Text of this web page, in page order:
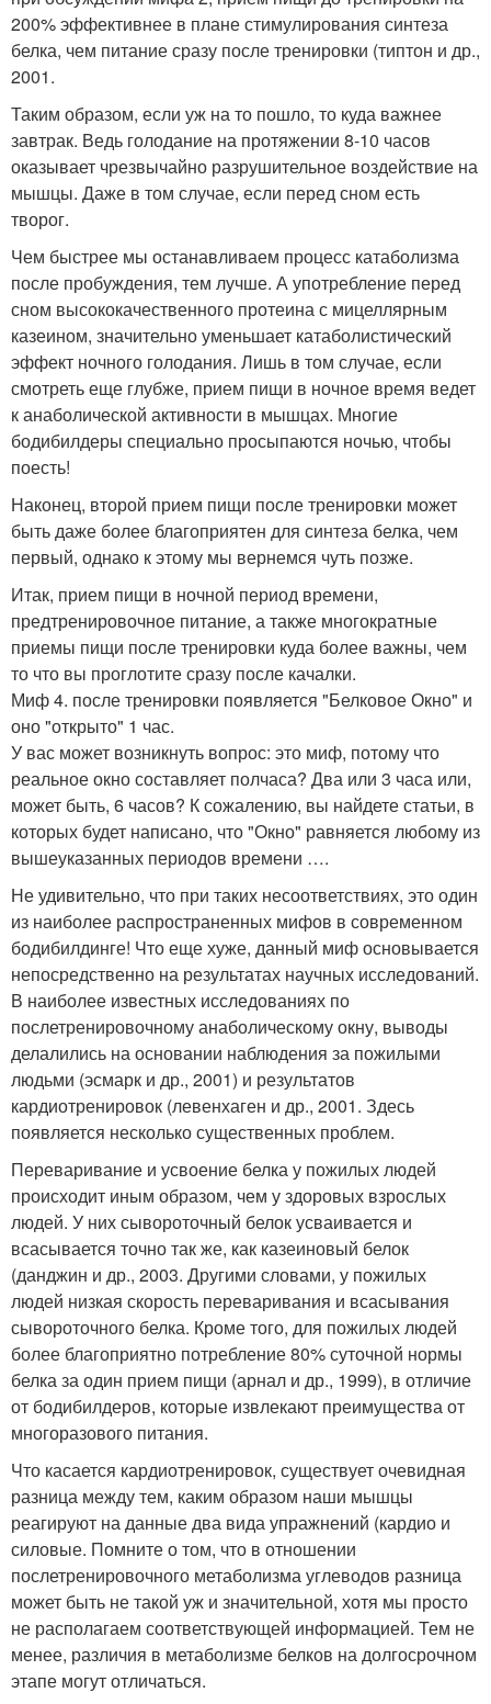
200% эффективнее в плане стимулирования синтеза
белка, чем питание сразу после тренировки (типтон и др.,
2001.
Таким образом, если уж на то пошло, то куда важнее
завтрак. Ведь голодание на протяжении 8-10 часов
оказывает чрезвычайно разрушительное воздействие на
мышцы. Даже в том случае, если перед сном есть
творог.
Чем быстрее мы останавливаем процесс катаболизма
после пробуждения, тем лучше. А употребление перед
сном высококачественного протеина с мицеллярным
казеином, значительно уменьшает катаболистический
эффект ночного голодания. Лишь в том случае, если
смотреть еще глубже, прием пищи в ночное время ведет
к анаболической активности в мышцах. Многие
бодибилдеры специально просыпаются ночью, чтобы
поесть!
Наконец, второй прием пищи после тренировки может
быть даже более благоприятен для синтеза белка, чем
первый, однако к этому мы вернемся чуть позже.
Итак, прием пищи в ночной период времени,
предтренировочное питание, а также многократные
приемы пищи после тренировки куда более важны, чем
то что вы проглотите сразу после качалки.
Миф 4. после тренировки появляется "Белковое Окно" и
оно "открыто" 1 час.
У вас может возникнуть вопрос: это миф, потому что
реальное окно составляет полчаса? Два или 3 часа или,
может быть, 6 часов? К сожалению, вы найдете статьи, в
которых будет написано, что "Окно" равняется любому из
вышеуказанных периодов времени ….
Не удивительно, что при таких несоответствиях, это один
из наиболее распространенных мифов в современном
бодибилдинге! Что еще хуже, данный миф основывается
непосредственно на результатах научных исследований.
В наиболее известных исследованиях по
послетренировочному анаболическому окну, выводы
делалились на основании наблюдения за пожилыми
людьми (эсмарк и др., 2001) и результатов
кардиотренировок (левенхаген и др., 2001. Здесь
появляется несколько существенных проблем.
Переваривание и усвоение белка у пожилых людей
происходит иным образом, чем у здоровых взрослых
людей. У них сывороточный белок усваивается и
всасывается точно так же, как казеиновый белок
(данджин и др., 2003. Другими словами, у пожилых
людей низкая скорость переваривания и всасывания
сывороточного белка. Кроме того, для пожилых людей
более благоприятно потребление 80% суточной нормы
белка за один прием пищи (арнал и др., 1999), в отличие
от бодибилдеров, которые извлекают преимущества от
многоразового питания.
Что касается кардиотренировок, существует очевидная
разница между тем, каким образом наши мышцы
реагируют на данные два вида упражнений (кардио и
силовые. Помните о том, что в отношении
послетренировочного метаболизма углеводов разница
может быть не такой уж и значительной, хотя мы просто
не располагаем соответствующей информацией. Тем не
менее, различия в метаболизме белков на долгосрочном
этапе могут отличаться.